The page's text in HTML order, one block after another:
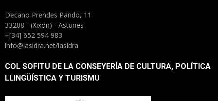
Decano Prendes Pando, 11
33208 - (Xixón) - Asturies
+[34] 652 594 983
info@lasidra.net/lasidra
COL SOFITU DE LA CONSEYERÍA DE CULTURA, POLÍTICA
LLINGÜÍSTICA Y TURISMU